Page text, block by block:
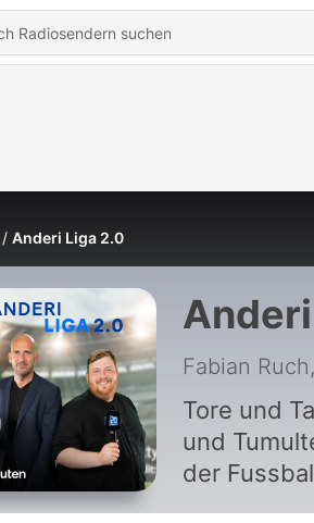
Anderi Liga 2.0
Fabian
Tore und
und
der